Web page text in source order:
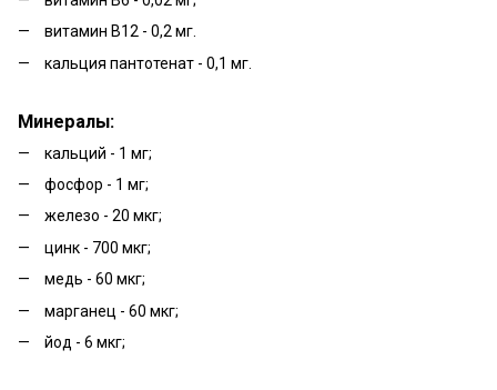
витамин B12 - 0,2 мг.
кальция пантотенат - 0,1 мг.
Минералы:
кальций - 1 мг;
фосфор - 1 мг;
железо - 20 мкг;
цинк - 700 мкг;
медь - 60 мкг;
марганец - 60 мкг;
йод - 6 мкг;